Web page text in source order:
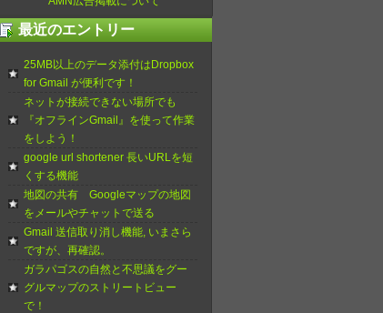
最近のエントリー
25MB以上のデータ添付はDropbox
for Gmail が便利です！
ネットが接続できない場所でも
『オフラインGmail』を使って作業
をしよう！
google url shortener 長いURLを短
くする機能
地図の共有 Googleマップの地図
をメールやチャットで送る
Gmail 送信取り消し機能, いまさら
ですが、再確認。
ガラパゴスの自然と不思議をグー
グルマップのストリートビュー
で！